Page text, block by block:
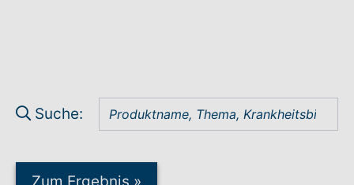
Suche:
Zum Ergebnis »